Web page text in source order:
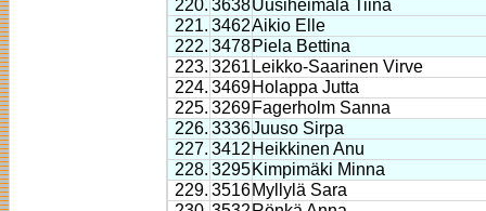
220. 3638Uusiheimala Tiina
221. 3462Aikio Elle
222. 3478Piela Bettina
223. 3261 Leikko-Saarinen Virve
224. 3469Holappa Jutta
225. 3269Fagerholm Sanna
226. 3336Juuso Sirpa
227. 3412 Heikkinen Anu
228. 3295Kimpimäki Minna
229. 3516Myllylä Sara